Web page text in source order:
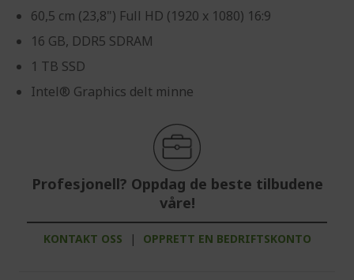
60,5 cm (23,8") Full HD (1920 x 1080) 16:9
16 GB, DDR5 SDRAM
1 TB SSD
Intel® Graphics delt minne
Profesjonell? Oppdag de beste tilbudene
våre!
KONTAKT OSS | OPPRETT EN BEDRIFTSKONTO